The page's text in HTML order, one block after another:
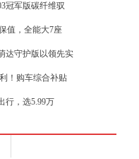
冠军版碳纤维驭
值，全能大7座
达守护版以领先实
！购车综合补贴
行，选5.99万
祺补齐中国新能源